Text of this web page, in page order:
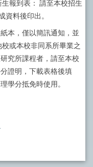
報到表： 請至本校招生
資料後印出。
本，僅以簡訊通知，並
或本校非同系所畢業之
究所課程者，請至本校
證明，下載表格後填
學分抵免時使用。